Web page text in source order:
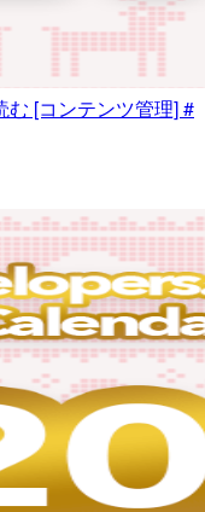
[コンテンツ管理] #